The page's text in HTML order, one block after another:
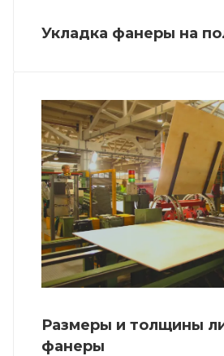
Укладка фанеры на
Размеры и толщины
фанеры